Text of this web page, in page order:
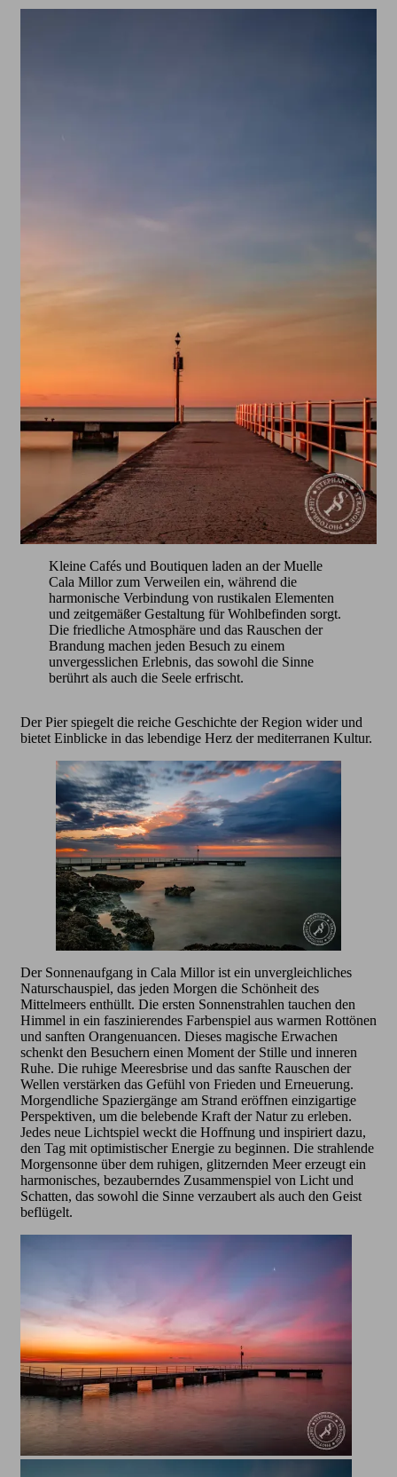
Kleine Cafés und Boutiquen laden an der Muelle
Cala Millor zum Verweilen ein, während die
harmonische Verbindung von rustikalen Elementen
und zeitgemäßer Gestaltung für Wohlbefinden sorgt.
Die friedliche Atmosphäre und das Rauschen der
Brandung machen jeden Besuch zu einem
unvergesslichen Erlebnis, das sowohl die Sinne
berührt als auch die Seele erfrischt.
Der Pier spiegelt die reiche Geschichte der Region wider und
bietet Einblicke in das lebendige Herz der mediterranen Kultur.
Der Sonnenaufgang in Cala Millor ist ein unvergleichliches
Naturschauspiel, das jeden Morgen die Schönheit des
Mittelmeers enthüllt. Die ersten Sonnenstrahlen tauchen den
Himmel in ein faszinierendes Farbenspiel aus warmen Rottönen
und sanften Orangenuancen. Dieses magische Erwachen
schenkt den Besuchern einen Moment der Stille und inneren
Ruhe. Die ruhige Meeresbrise und das sanfte Rauschen der
Wellen verstärken das Gefühl von Frieden und Erneuerung.
Morgendliche Spaziergänge am Strand eröffnen einzigartige
Perspektiven, um die belebende Kraft der Natur zu erleben.
Jedes neue Lichtspiel weckt die Hoffnung und inspiriert dazu,
den Tag mit optimistischer Energie zu beginnen. Die strahlende
Morgensonne über dem ruhigen, glitzernden Meer erzeugt ein
harmonisches, bezauberndes Zusammenspiel von Licht und
Schatten, das sowohl die Sinne verzaubert als auch den Geist
beflügelt.